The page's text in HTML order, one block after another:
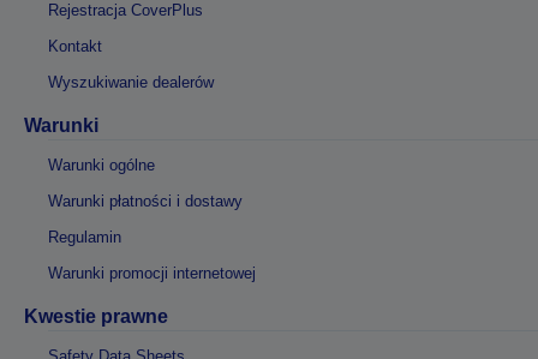
Rejestracja CoverPlus
Kontakt
Wyszukiwanie dealerów
Warunki
Warunki ogólne
Warunki płatności i dostawy
Regulamin
Warunki promocji internetowej
Kwestie prawne